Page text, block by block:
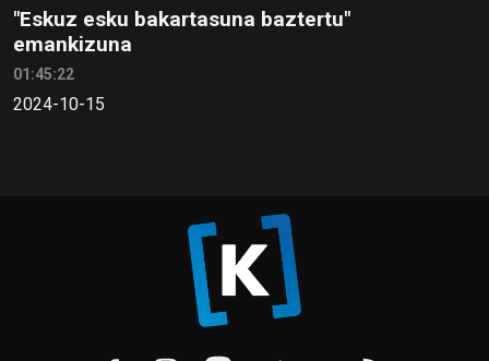
"Eskuz esku bakartasuna baztertu"
emankizuna
01:45:22
2024-10-15